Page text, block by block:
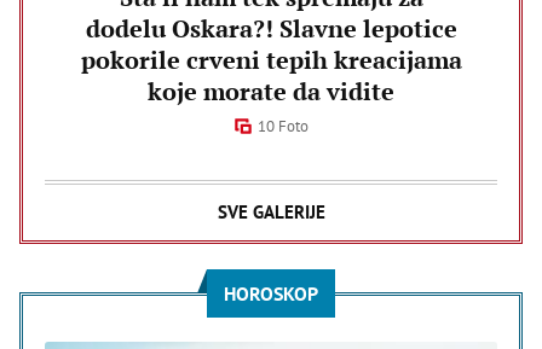
dodelu Oskara?! Slavne lepotice
pokorile crveni tepih kreacijama
koje morate da vidite
10 Foto
SVE GALERIJE
HOROSKOP